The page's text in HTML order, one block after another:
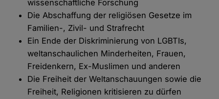
wissenschaftliche Forschung
Die Abschaffung der religiösen Gesetze im
Familien-, Zivil- und Strafrecht
Ein Ende der Diskriminierung von LGBTIs,
weltanschaulichen Minderheiten, Frauen,
Freidenkern, Ex-Muslimen und anderen
Die Freiheit der Weltanschauungen sowie die
Freiheit, Religionen kritisieren zu dürfen